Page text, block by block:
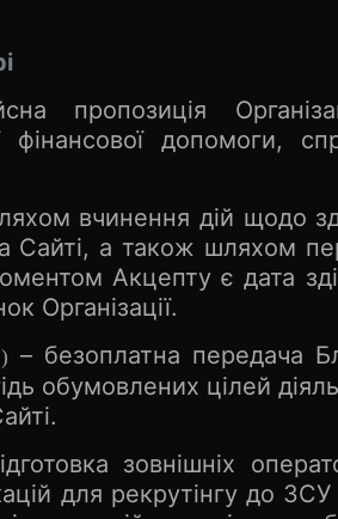
пропозиція
допомоги,
вчинення дій щодо
а також шляхом
Акцепту є дата
Організації.
– безоплатна передача
обумовлених цілей
зовнішніх
для рекрутінгу до